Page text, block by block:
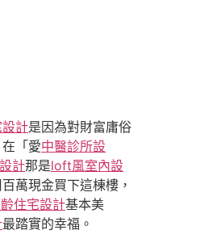
設計是因為對財富庸俗
在「愛中醫診所設
計那是loft風室內設
萬現金買下這棟樓，
住宅設計基本美
最踏實的幸福。